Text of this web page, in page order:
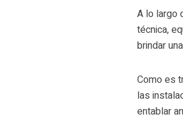
A lo largo
técnica,
brindar
Como es
las
entablar